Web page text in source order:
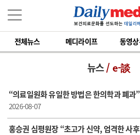
전체뉴스 메디라이프 동영
뉴스/ e-談
“의료일원화 유일한 방법은 한의학과 폐과”
2026-08-07
홍승권 심평원장 “ 초고가 신약, 엄격한 사